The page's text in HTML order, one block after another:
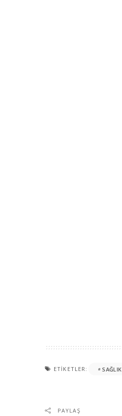
ETIKETLER: SAĞLIK
PAYLAŞ